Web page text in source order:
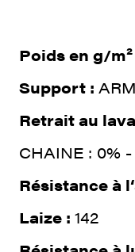
Poids en g/m²
Support :
Retrait au
CHAINE : 0%
Résistance à
Laize : 142